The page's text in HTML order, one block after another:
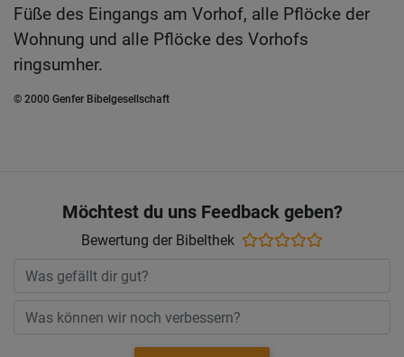
Füße des Eingangs am Vorhof, alle Pflöcke der
Wohnung und alle Pflöcke des Vorhofs
ringsumher.
© 2000 Genfer Bibelgesellschaft
Möchtest du uns Feedback geben?
Bewertung der Bibelthek